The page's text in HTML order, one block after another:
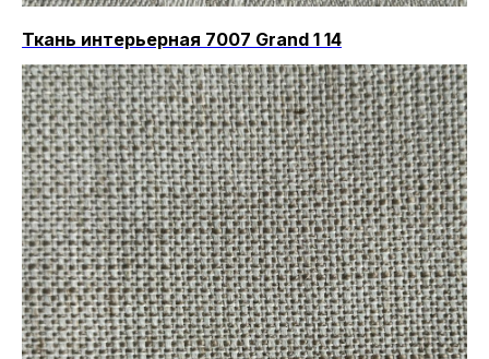
Ткань интерьерная 7007 Grand 1 14